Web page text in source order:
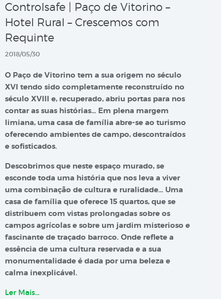
Controlsafe | Paço de Vitorino –
Hotel Rural – Crescemos com
Requinte
2018/05/30
O Paço de Vitorino tem a sua origem no século
XVI tendo sido completamente reconstruído no
século XVIII e, recuperado, abriu portas para nos
contar as suas histórias… Em plena margem
limiana, uma casa de família abre-se ao turismo
oferecendo ambientes de campo, descontraídos
e sofisticados.
Descobrimos que neste espaço murado, se
esconde toda uma história que nos leva a viver
uma combinação de cultura e ruralidade… Uma
casa de família que oferece 15 quartos, que se
distribuem com vistas prolongadas sobre os
campos agrícolas e sobre um jardim misterioso e
fascinante de traçado barroco. Onde reflete a
essência de uma cultura reservada e a sua
monumentalidade é dada por uma beleza e
calma inexplicável.
Ler Mais…